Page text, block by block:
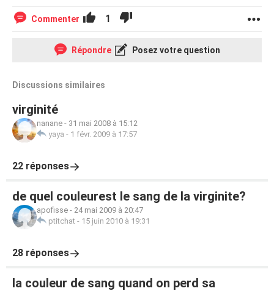
Commenter 1
Répondre Posez votre question
Discussions similaires
virginité
nanane - 31 mai 2008 à 15:12
yaya - 1 févr. 2009 à 17:57
22 réponses
de quel couleurest le sang de la virginite?
apofisse - 24 mai 2009 à 20:47
ptitchat - 15 juin 2010 à 19:31
28 réponses
la couleur de sang quand on perd sa